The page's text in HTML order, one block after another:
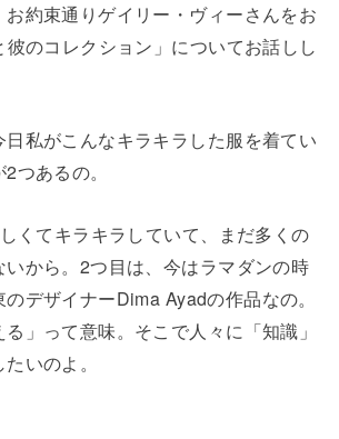
約束通りゲイリー・ヴィーさんをお
のコレクション」についてお話しし
私がこんなキラキラした服を着てい
つあるの。
くてキラキラしていて、まだ多くの
いから。2つ目は、今はラマダンの時
デザイナーDima Ayadの作品なの。
」って意味。そこで人々に「知識」
いのよ。